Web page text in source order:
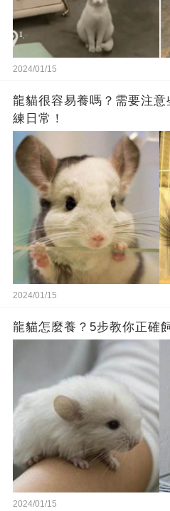
2024/01/15
龍貓很容易養嗎？需要注意
練日常！
2024/01/15
龍貓怎麼養？5步教你正確
2024/01/15